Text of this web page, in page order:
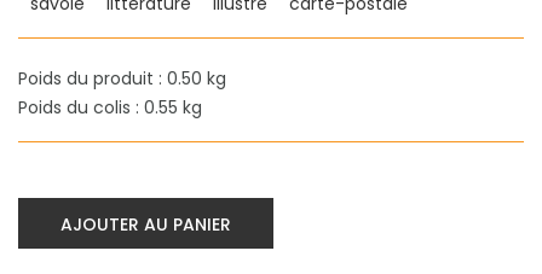
Poids du produit : 0.50 kg
Poids du colis : 0.55 kg
AJOUTER AU PANIER